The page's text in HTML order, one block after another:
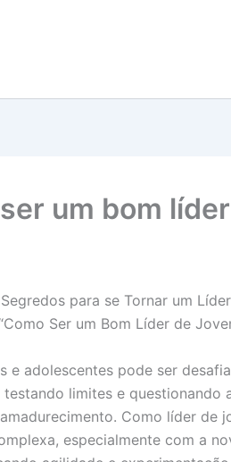
um bom
para se Tornar um
Ser um Bom Líder de
e adolescentes pode ser
limites e questionando
Como líder de
especialmente com a